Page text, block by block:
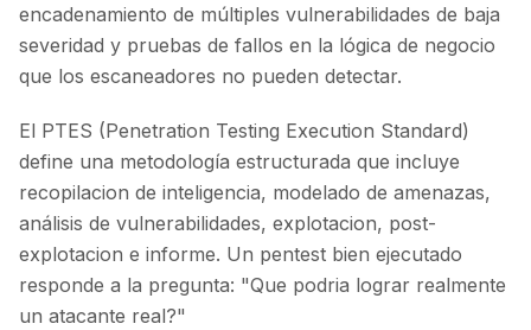
encadenamiento de múltiples vulnerabilidades de baja
severidad y pruebas de fallos en la lógica de negocio
que los escaneadores no pueden detectar.
El PTES (Penetration Testing Execution Standard)
define una metodología estructurada que incluye
recopilacion de inteligencia, modelado de amenazas,
análisis de vulnerabilidades, explotacion, post-
explotacion e informe. Un pentest bien ejecutado
responde a la pregunta: "Que podria lograr realmente
un atacante real?"